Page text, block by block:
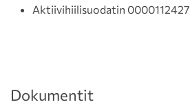
Aktiivihiilisuodatin 0000112427
Dokumentit